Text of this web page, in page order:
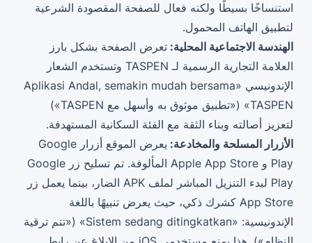
استنساخًا بسيطًا ولكنه فعال للصفحة المقصودة الشرعية
لتطبيق الهاتف المحمول.
الهندسة الاجتماعية المحلية:تعرض الصفحة بشكل بارز
العلامة التجارية الرسمية لـ TASPEN وتستخدم الشعار
الإندونيسي «Aplikasi Andal, semakin mudah bersama
TASPEN» («تطبيق موثوق به وأسهل مع TASPEN»)
لتعزيز أصالته وبناء الثقة مع الفئة السكانية المستهدفة.
الأزرار المسلحة والمخادعة:
يعرض الموقع أزرار Google
Play و Apple App Store المألوفة. تم تسليح زر Google
Play لبدء التنزيل المباشر لملف APK الضار، بينما يعمل زر
App Store كشرك ذكي، حيث يعرض تنبيهًا باللغة
الإندونيسية: «Sistem sedang ditingkatkan» («تتم ترقية